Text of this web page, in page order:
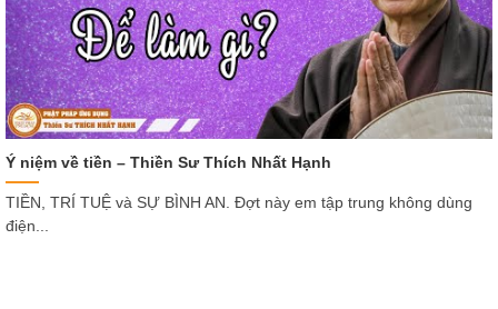
Ý niệm về tiền – Thiền Sư Thích Nhất Hạnh
TIỀN, TRÍ TUỆ và SỰ BÌNH AN. Đợt này em tập trung không dùng
điện...